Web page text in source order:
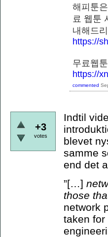
해피툰
료 웹툰
내해드
https://
무료웹
https://
commented
+3
votes
Indtil
blevet
samme
end det
”[…]
those
network
taken for